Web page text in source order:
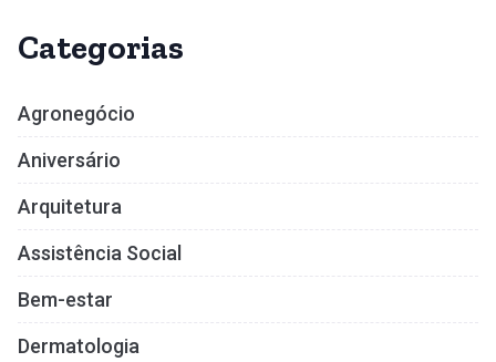
Categorias
Agronegócio
Aniversário
Arquitetura
Assistência Social
Bem-estar
Dermatologia